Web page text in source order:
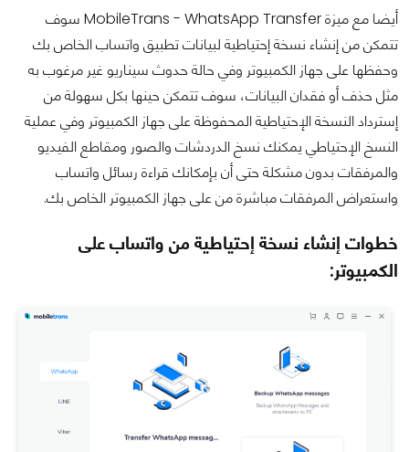
أيضا مع ميزة MobileTrans - WhatsApp Transfer سوف
تتمكن من إنشاء نسخة إحتياطية لبيانات تطبيق واتساب الخاص بك
وحفظها على جهاز الكمبيوتر وفي حالة حدوث سيناريو غير مرغوب به
مثل حذف أو فقدان البيانات، سوف تتمكن حينها بكل سهولة من
إسترداد النسخة الإحتياطية المحفوظة على جهاز الكمبيوتر وفي عملية
النسخ الإحتياطي يمكنك نسخ الدردشات والصور ومقاطع الفيديو
والمرفقات بدون مشكلة حتى أن بإمكانك قراءة رسائل واتساب
واستعراض المرفقات مباشرة من على جهاز الكمبيوتر الخاص بك.
خطوات إنشاء نسخة إحتياطية من واتساب على
الكمبيوتر: